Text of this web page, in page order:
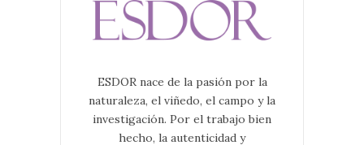
ESDOR nace de la pasión por la
naturaleza, el viñedo, el campo y la
investigación. Por el trabajo bien
hecho, la autenticidad y